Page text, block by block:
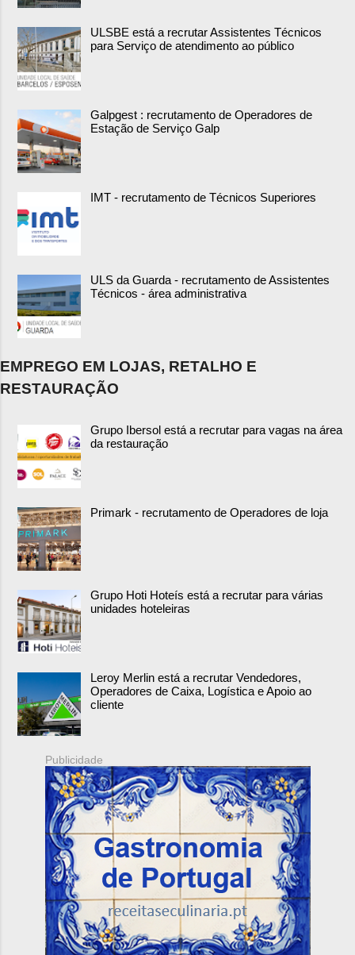
ULSBE está a recrutar Assistentes Técnicos
para Serviço de atendimento ao público
Galpgest : recrutamento de Operadores de
Estação de Serviço Galp
IMT - recrutamento de Técnicos Superiores
ULS da Guarda - recrutamento de Assistentes
Técnicos - área administrativa
EMPREGO EM LOJAS, RETALHO E
RESTAURAÇÃO
Grupo Ibersol está a recrutar para vagas na área
da restauração
Primark - recrutamento de Operadores de loja
Grupo Hoti Hoteís está a recrutar para várias
unidades hoteleiras
Leroy Merlin está a recrutar Vendedores,
Operadores de Caixa, Logística e Apoio ao
cliente
Publicidade